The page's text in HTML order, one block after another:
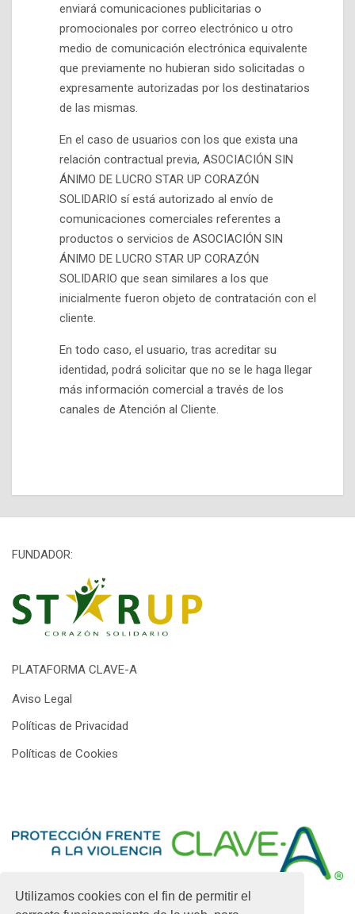
Utilizamos cookies con el fin de permitir el
enviará comunicaciones publicitarias o
promocionales por correo electrónico u otro
medio de comunicación electrónica equivalente
que previamente no hubieran sido solicitadas o
expresamente autorizadas por los destinatarios
de las mismas.
En el caso de usuarios con los que exista una
relación contractual previa, ASOCIACIÓN SIN
ÁNIMO DE LUCRO STAR UP CORAZÓN
SOLIDARIO sí está autorizado al envío de
comunicaciones comerciales referentes a
productos o servicios de ASOCIACIÓN SIN
ÁNIMO DE LUCRO STAR UP CORAZÓN
SOLIDARIO que sean similares a los que
inicialmente fueron objeto de contratación con el
cliente.
En todo caso, el usuario, tras acreditar su
identidad, podrá solicitar que no se le haga llegar
más información comercial a través de los
canales de Atención al Cliente.
FUNDADOR:
PLATAFORMA CLAVE-A
Aviso Legal
Políticas de Privacidad
Políticas de Cookies